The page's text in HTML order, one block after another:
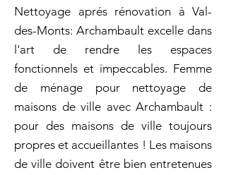
Nettoyage aprés rénovation à Val-
des-Monts: Archambault excelle dans
l'art de rendre les espaces
fonctionnels et impeccables. Femme
de ménage pour nettoyage de
maisons de ville avec Archambault :
pour des maisons de ville toujours
propres et accueillantes ! Les maisons
de ville doivent être bien entretenues